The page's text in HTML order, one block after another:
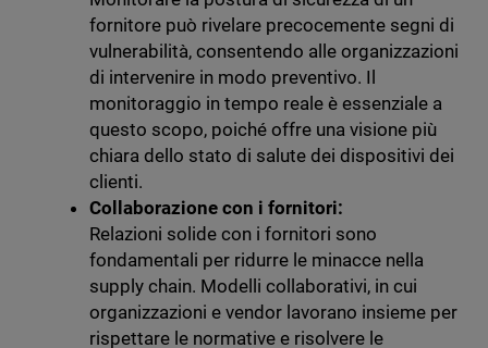
fornitore può rivelare precocemente segni di
vulnerabilità, consentendo alle organizzazioni
di intervenire in modo preventivo. Il
monitoraggio in tempo reale è essenziale a
questo scopo, poiché offre una visione più
chiara dello stato di salute dei dispositivi dei
clienti.
Collaborazione con i fornitori:
Relazioni solide con i fornitori sono
fondamentali per ridurre le minacce nella
supply chain. Modelli collaborativi, in cui
organizzazioni e vendor lavorano insieme per
rispettare le normative e risolvere le